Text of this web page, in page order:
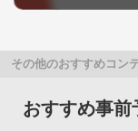
その他のおすすめコン
おすすめ事前